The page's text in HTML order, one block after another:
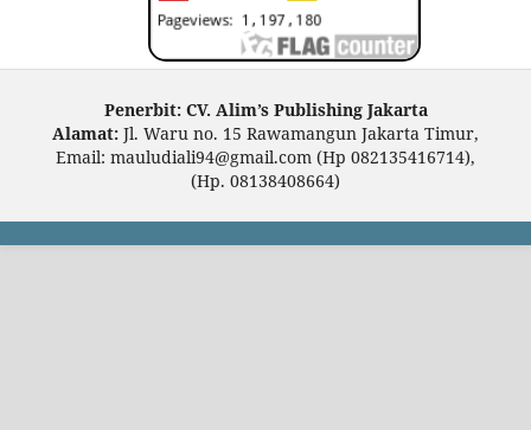
Penerbit: CV. Alim’s Publishing Jakarta
Alamat: Jl. Waru no. 15 Rawamangun Jakarta Timur,
Email: mauludiali94@gmail.com (Hp 082135416714),
(Hp. 08138408664)